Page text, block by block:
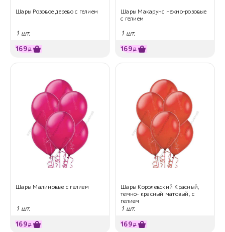
Шары Розовое дерево с гелием
1 шт.
169₽
Шары Макарунс нежно-розовые
с гелием
1 шт.
169₽
Шары Малиновые с гелием
1 шт.
169₽
Шары Королевский Красный,
темно- красный матовый, с
гелием
1 шт.
169₽